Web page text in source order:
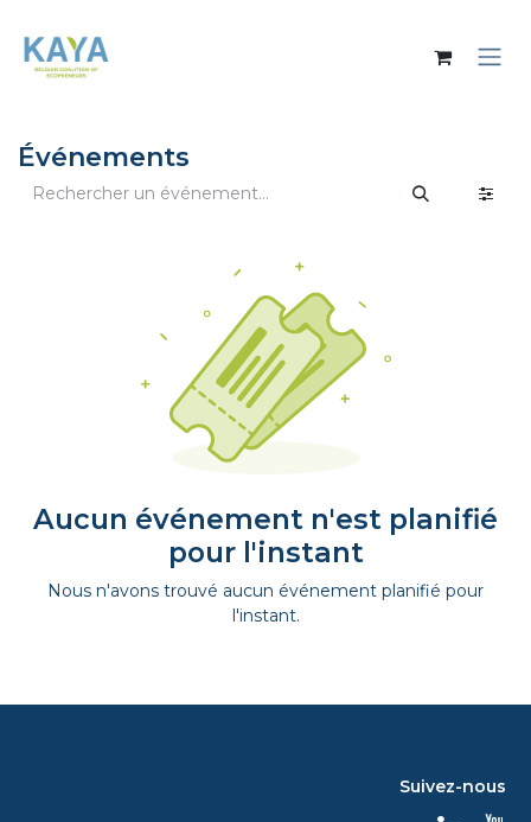
Événements
Aucun événement n'est planifié
pour l'instant
Nous n'avons trouvé aucun événement planifié pour
l'instant.
Suivez-nous